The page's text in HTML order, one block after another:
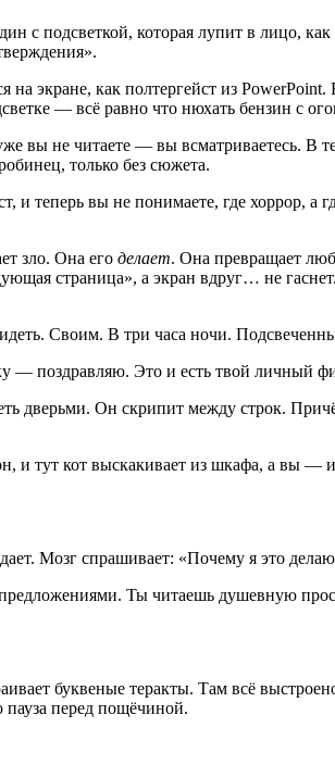
с подсветкой, которая лупит в лицо,
экране, как полтергейст из
— всё равно что нюхать бензин с
вы не читаете — вы всматриваетесь. В
только без сюжета.
и теперь вы не понимаете, где хоррор,
зло. Она его делает. Она превращает
страница», а экран вдруг… не
Своим. В три часа ночи.
— поздравляю. Это и есть твой личный
дверьми. Он скрипит между строк.
тут кот выскакивает из шкафа, а вы —
Мозг спрашивает: «Почему я это
Ты читаешь душевную
буквеные теракты. Там всё
перед пощёчиной.